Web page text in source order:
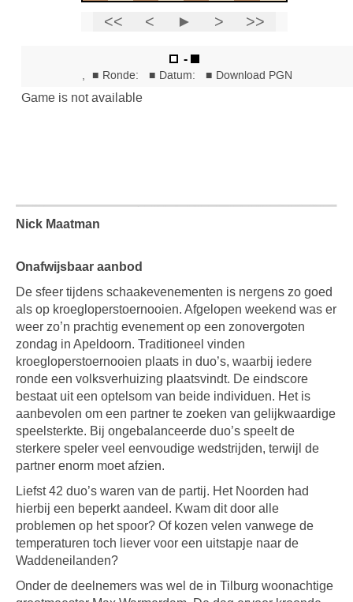
Nick Maatman
Onafwijsbaar aanbod
De sfeer tijdens schaakevenementen is nergens zo goed
als op kroegloperstoernooien. Afgelopen weekend was er
weer zo’n prachtig evenement op een zonovergoten
zondag in Apeldoorn. Traditioneel vinden
kroegloperstoernooien plaats in duo’s, waarbij iedere
ronde een volksverhuizing plaatsvindt. De eindscore
bestaat uit een optelsom van beide individuen. Het is
aanbevolen om een partner te zoeken van gelijkwaardige
speelsterkte. Bij ongebalanceerde duo’s speelt de
sterkere speler veel eenvoudige wedstrijden, terwijl de
partner enorm moet afzien.
Liefst 42 duo’s waren van de partij. Het Noorden had
hierbij een beperkt aandeel. Kwam dit door alle
problemen op het spoor? Of kozen velen vanwege de
temperaturen toch liever voor een uitstapje naar de
Waddeneilanden?
Onder de deelnemers was wel de in Tilburg woonachtige